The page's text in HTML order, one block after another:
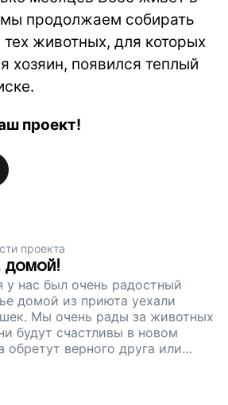
продолжаем собирать
тех животных, для которых
хозяин, появился теплый
проект!
проекта
домой!
у нас был очень радостный
домой из приюта уехали
Мы очень рады за животных
будут счастливы в новом
обретут верного друга или
продолжаем собирать деньги,
животным дождаться
об улице, голоде и холоде.